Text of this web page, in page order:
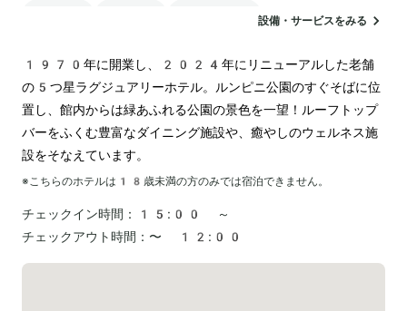
設備・サービスをみる
1970年に開業し、2024年にリニューアルした老舗
の5つ星ラグジュアリーホテル。ルンピニ公園のすぐそばに位
置し、館内からは緑あふれる公園の景色を一望！ルーフトップ
バーをふくむ豊富なダイニング施設や、癒やしのウェルネス施
設をそなえています。
※こちらのホテルは 18 歳未満の方のみでは宿泊できません。
チェックイン時間：
15:00 ～
チェックアウト時間： 〜 12:00